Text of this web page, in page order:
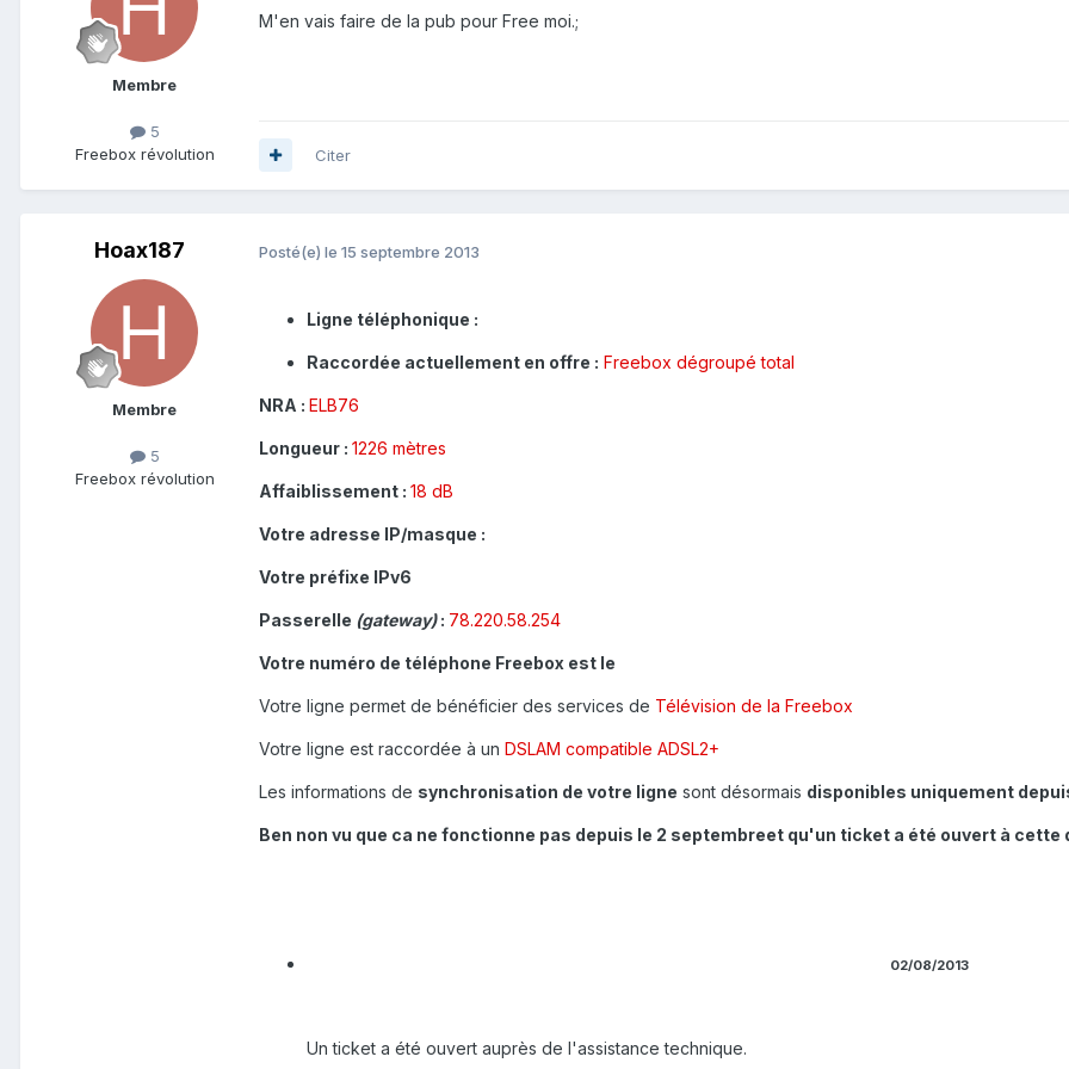
Membre
5
Freebox révolution
M'en vais faire de la pub pour Free moi.;
Citer
Hoax187
Membre
5
Freebox révolution
Posté(e) le 15 septembre 2013
Ligne téléphonique :
Raccordée actuellement en offre : Freebox dégroupé total
NRA : ELB76
Longueur : 1226 mètres
Affaiblissement : 18 dB
Votre adresse IP/masque :
Votre préfixe IPv6
Passerelle (gateway): 78.220.58.254
Votre numéro de téléphone Freebox est le
Votre ligne permet de bénéficier des services de Télévision de la Freebox
Votre ligne est raccordée à un DSLAM compatible ADSL2+
Les informations de synchronisation de votre ligne sont désormais disponibles uniquement
Ben non vu que ca ne fonctionne pas depuis le 2 septembreet qu'un ticket a été ouvert à cette
02/08/2013
Un ticket a été ouvert auprès de l'assistance technique.